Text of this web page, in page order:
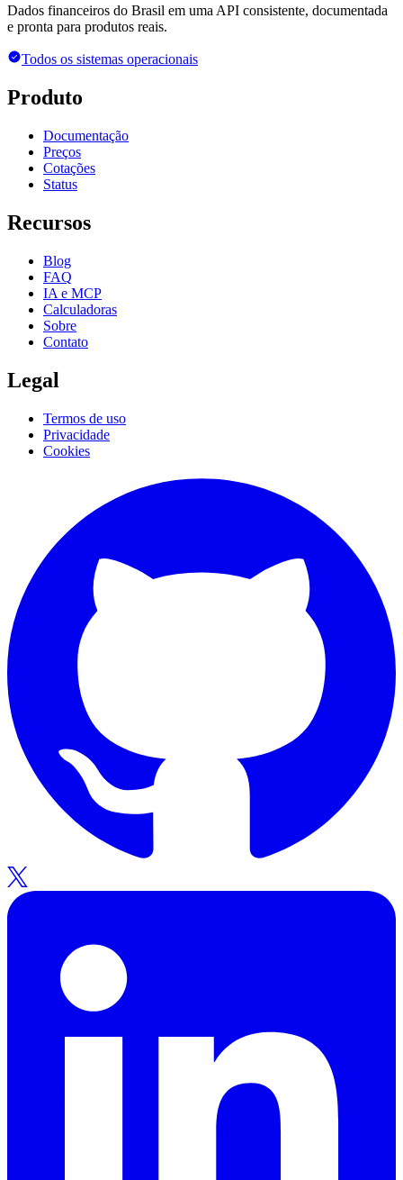
Dados financeiros do Brasil em uma API consistente, documentada
e pronta para produtos reais.
Todos os sistemas operacionais
Produto
Documentação
Preços
Cotações
Status
Recursos
Blog
FAQ
IA e MCP
Calculadoras
Sobre
Contato
Legal
Termos de uso
Privacidade
Cookies